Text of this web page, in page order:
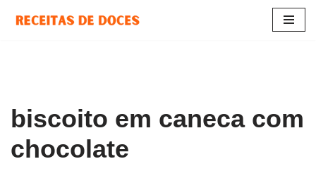
biscoito em caneca com
chocolate